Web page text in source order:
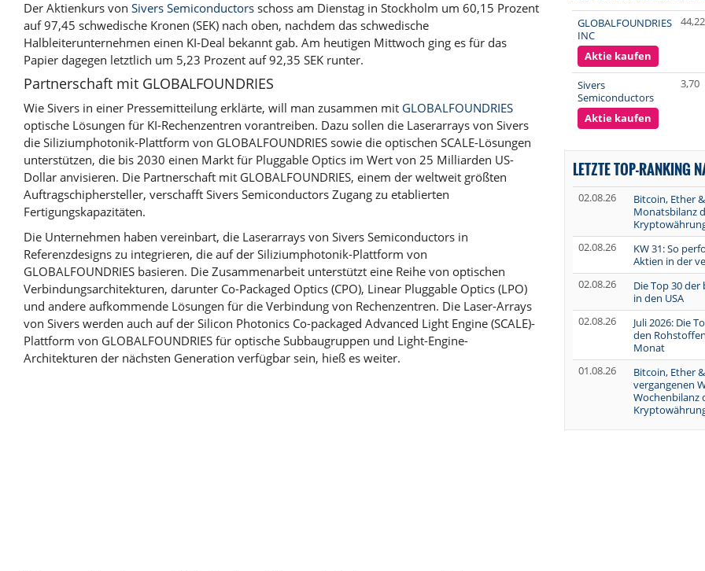
Der Aktienkurs von Sivers Semiconductors schoss am Dienstag in Stockholm um 60,15 Prozent
auf 97,45 schwedische Kronen (SEK) nach oben, nachdem das schwedische
Halbleiterunternehmen einen KI-Deal bekannt gab. Am heutigen Mittwoch ging es für das
Papier dagegen letztlich um 5,23 Prozent auf 92,35 SEK runter.
Partnerschaft mit GLOBALFOUNDRIES
Wie Sivers in einer Pressemitteilung erklärte, will man zusammen mit GLOBALFOUNDRIES
optische Lösungen für KI-Rechenzentren vorantreiben. Dazu sollen die Laserarrays von Sivers
die Siliziumphotonik-Plattform von GLOBALFOUNDRIES sowie die optischen SCALE-Lösungen
unterstützen, die bis 2030 einen Markt für Pluggable Optics im Wert von 25 Milliarden US-
Dollar anvisieren. Die Partnerschaft mit GLOBALFOUNDRIES, einem der weltweit größten
Auftragschiphersteller, verschafft Sivers Semiconductors Zugang zu etablierten
Fertigungskapazitäten.
Die Unternehmen haben vereinbart, die Laserarrays von Sivers Semiconductors in
Referenzdesigns zu integrieren, die auf der Siliziumphotonik-Plattform von
GLOBALFOUNDRIES basieren. Die Zusammenarbeit unterstützt eine Reihe von optischen
Verbindungsarchitekturen, darunter Co-Packaged Optics (CPO), Linear Pluggable Optics (LPO)
und andere aufkommende Lösungen für die Verbindung von Rechenzentren. Die Laser-Arrays
von Sivers werden auch auf der Silicon Photonics Co-packaged Advanced Light Engine (SCALE)-
Plattform von GLOBALFOUNDRIES für optische Subbaugruppen und Light-Engine-
Architekturen der nächsten Generation verfügbar sein, hieß es weiter.
GLOBALFOUNDRIES
INC
Aktie kaufen
44,22
Sivers
Semiconductors
Aktie kaufen
3,70
LETZTE TOP-RANKING
02.08.26
Bitcoin, Ether
Monatsbilanz
02.08.26
KW 31: So
Aktien in der
02.08.26
Die Top 30 der
in den USA
02.08.26
Juli 2026: Die
den
Monat
01.08.26
Bitcoin, Ether
vergangenen
Wochenbilanz